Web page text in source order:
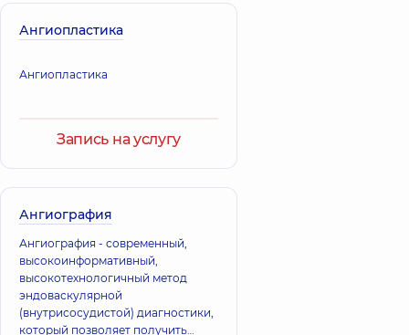
Ангиопластика
Ангиопластика
Запись на услугу
Ангиография
Ангиография - современный,
высокоинформативный,
высокотехнологичный метод
эндоваскулярной
(внутрисосудистой) диагностики,
который позволяет получить